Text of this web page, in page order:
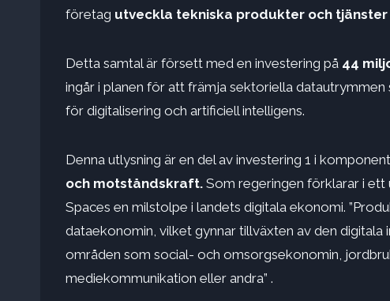
företag utveckla tekniska produkter och tjänster
Detta samtal är försett med en investering på 44
ingår i planen för att främja sektoriella
för digitalisering och artificiell intelligens.
Denna utlysning är en del av investering 1 i
och motståndskraft. Som regeringen förklarar i
Spaces en milstolpe i landets digitala ekonomi.
dataekonomin, vilket gynnar tillväxten av den
områden som social- och omsorgsekonomin,
mediekommunikation eller andra” .